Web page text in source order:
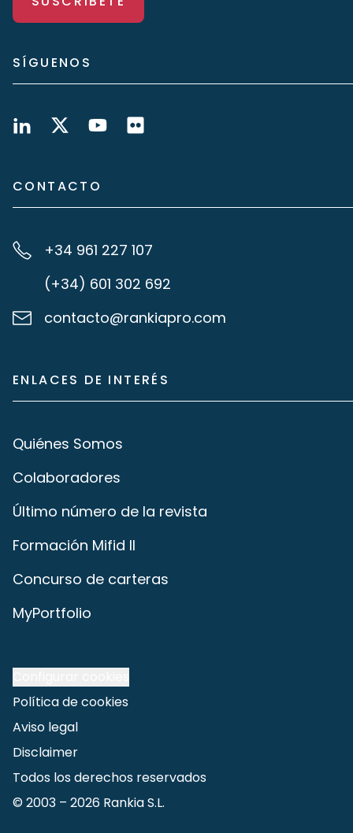
SÍGUENOS
CONTACTO
+34 961 227 107
(+34) 601 302 692
contacto@rankiapro.com
ENLACES DE INTERÉS
Quiénes Somos
Colaboradores
Último número de la revista
Formación Mifid II
Concurso de carteras
MyPortfolio
Política de cookies
Aviso legal
Disclaimer
Todos los derechos reservados
© 2003 – 2026 Rankia S.L.